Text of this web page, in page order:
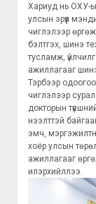
Хариуд нь ОХУ-
улсын эрүүл
чиглэлээр
бэлтгэх, шинэ
тусламж,
ажиллагааг
Тэрбээр
чиглэлээр
докторын
нээлттэй
эмч,
хоёр улсын
ажиллагааг
илэрхийллээ.